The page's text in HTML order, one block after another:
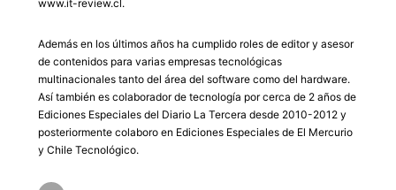
www.it-review.cl.
Además en los últimos años ha cumplido roles de editor y asesor
de contenidos para varias empresas tecnológicas
multinacionales tanto del área del software como del hardware.
Así también es colaborador de tecnología por cerca de 2 años de
Ediciones Especiales del Diario La Tercera desde 2010-2012 y
posteriormente colaboro en Ediciones Especiales de El Mercurio
y Chile Tecnológico.